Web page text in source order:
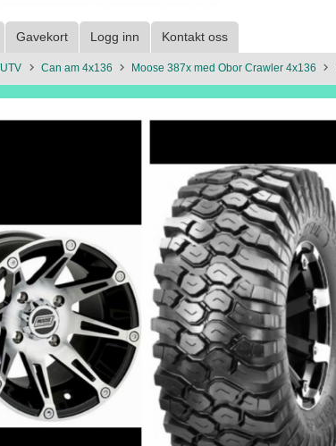
Gavekort Logg inn Kontakt oss
Can am 4x136 Moose 387x med Obor Crawler 4x136